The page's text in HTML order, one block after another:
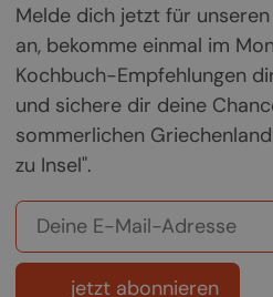
Melde dich jetzt für
an, bekomme einmal im
Kochbuch-Empfehlungen
und sichere dir deine
sommerlichen
zu Insel".
jetzt abonnieren